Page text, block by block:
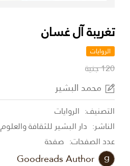
تغريبة آل غسان
الروايات
120 جنية
محمد البشير
التصنيف: الروايات
الناشر: دار البشير للثقافة والعلوم
عدد الصفحات: صفحة
Goodreads Author